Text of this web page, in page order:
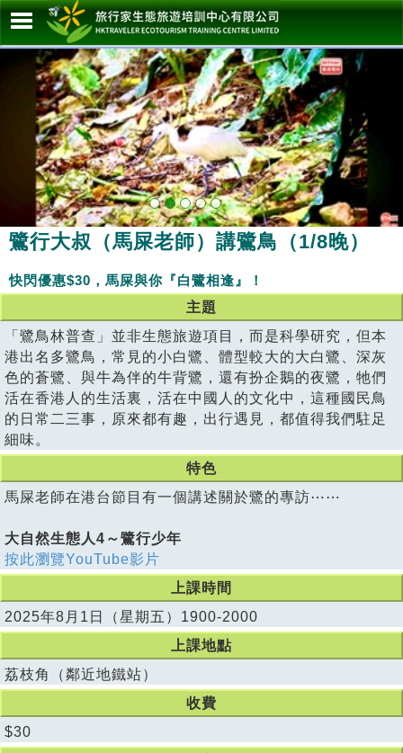
鷺行大叔（馬屎老師）講鷺鳥（1/8晚）
快閃優惠$30，馬屎與你『白鷺相逢』！
主題
「鷺鳥林普查」並非生態旅遊項目，而是科學研究，但本
港出名多鷺鳥，常見的小白鷺、體型較大的大白鷺、深灰
色的蒼鷺、與牛為伴的牛背鷺，還有扮企鵝的夜鷺，牠們
活在香港人的生活裏，活在中國人的文化中，這種國民鳥
的日常二三事，原來都有趣，出行遇見，都值得我們駐足
細味。
特色
馬屎老師在港台節目有一個講述關於鷺的專訪⋯⋯
大自然生態人4～鷺行少年
按此瀏覽YouTube影片
上課時間
2025年8月1日（星期五）1900-2000
上課地點
荔枝角（鄰近地鐵站）
收費
$30